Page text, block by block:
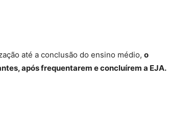
até a conclusão do ensino médio, o
após frequentarem e concluírem a EJA.